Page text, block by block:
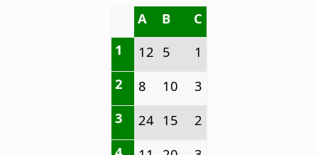
A
B
C
1
12 5
1
2
8 10
3
3
24 15
2